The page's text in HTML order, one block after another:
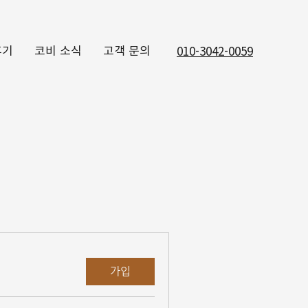
코비 소식 고객 문의 010-3042-0059
가입